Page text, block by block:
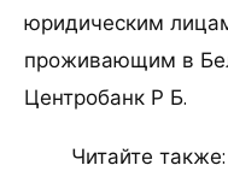
юридическим
проживающим в
Центробанк Р Б.
Читайте